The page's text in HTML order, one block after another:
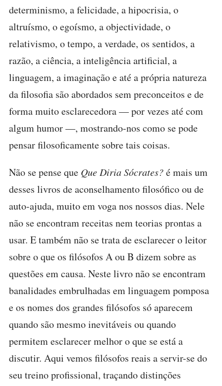
determinismo, a felicidade, a hipocrisia, o
altruísmo, o egoísmo, a objectividade, o
relativismo, o tempo, a verdade, os sentidos, a
razão, a ciência, a inteligência artificial, a
linguagem, a imaginação e até a própria natureza
da filosofia são abordados sem preconceitos e de
forma muito esclarecedora — por vezes até com
algum humor —, mostrando-nos como se pode
pensar filosoficamente sobre tais coisas.
Não se pense que Que Diria Sócrates?é mais um
desses livros de aconselhamento filosófico ou de
auto-ajuda, muito em voga nos nossos dias. Nele
não se encontram receitas nem teorias prontas a
usar. E também não se trata de esclarecer o leitor
sobre o que os filósofos A ou B dizem sobre as
questões em causa. Neste livro não se encontram
banalidades embrulhadas em linguagem pomposa
e os nomes dos grandes filósofos só aparecem
quando são mesmo inevitáveis ou quando
permitem esclarecer melhor o que se está a
discutir. Aqui vemos filósofos reais a servir-se do
seu treino profissional, traçando distinções